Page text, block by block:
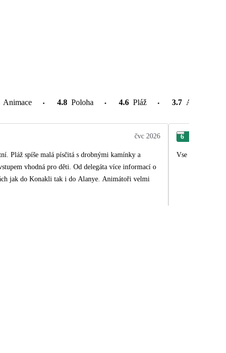
Animace 4.8 Poloha 4.6 Pláž 3.7 Atrakce v
čvc 2026
Pláž spíše malá písčitá s drobnými kamínky a
Od delegáta více informací o
jak do Konakli tak i do Alanye. Animátoři velmi
6
Vse supet